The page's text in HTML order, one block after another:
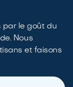
par le goût du
Nous
et faisons